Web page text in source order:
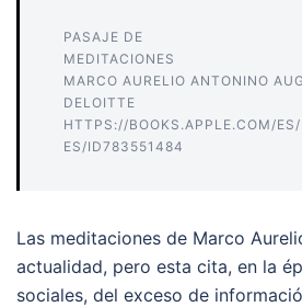
PASAJE DE
MEDITACIONES
MARCO AURELIO ANTONINO
DELOITTE
HTTPS://BOOKS.APPLE.COM/
ES/ID783551484
Las meditaciones de Marco
actualidad, pero esta cita, en la
sociales, del exceso de